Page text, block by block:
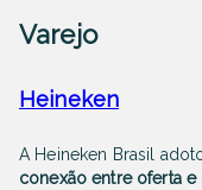
Varejo
Heineken
A Heineken Brasil
conexão entre oferta e